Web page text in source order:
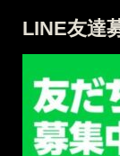
LINE友達